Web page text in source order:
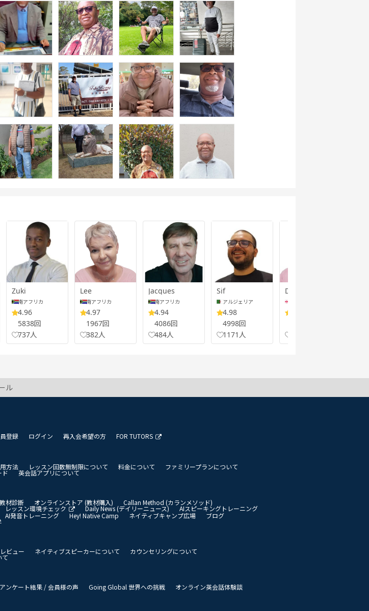
Zuki
南アフリカ
4.96
5838回
737人
Lee
南アフリカ
4.97
1967回
382人
Jacques
南アフリカ
4.94
4086回
484人
Sif
アルジェリア
4.98
4998回
1171人
David
ル
登録 ログイン 再入会希望の方 FOR TUTORS
方法 レッスン回数無制限について 料金について ファミリープランについて
ド 英会話アプリについて
材診断 オンラインストア (教材購入) Callan Method (カランメソッド)
レッスン環境チェック Daily News (デイリーニュース)
AIスピーキングトレーニング
AI発音トレーニング Hey! Native Camp ネイティブキャンプ広場 ブログ
ビュー ネイティブスピーカーについて カウンセリングについて
て
アンケート結果 / 会員様の声 Going Global 世界への挑戦 オンライン英会話体験談